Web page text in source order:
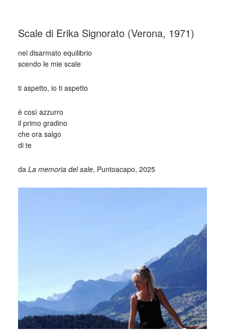
Scale di Erika Signorato (Verona, 1971)
nel disarmato equilibrio
scendo le mie scale
ti aspetto, io ti aspetto
è così azzurro
il primo gradino
che ora salgo
di te
da La memoria del sale, Puntoacapo, 2025